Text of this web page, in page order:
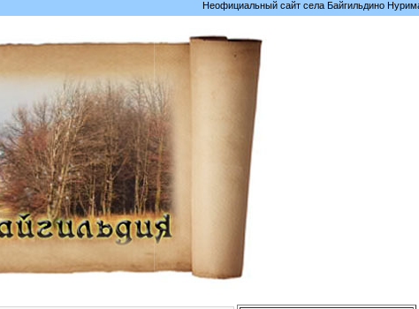
Неофициальный сайт села Байгильдино Нуримановского